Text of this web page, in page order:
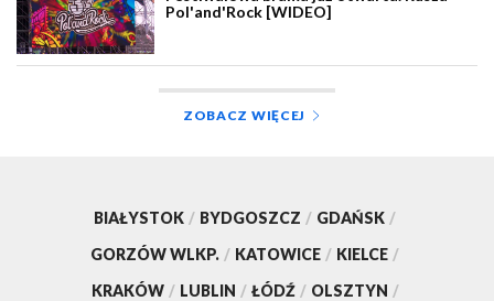
Pol'and'Rock [WIDEO]
ZOBACZ WIĘCEJ
BIAŁYSTOK / BYDGOSZCZ / GDAŃSK /
GORZÓW WLKP. / KATOWICE / KIELCE /
KRAKÓW / LUBLIN / ŁÓDŹ / OLSZTYN /